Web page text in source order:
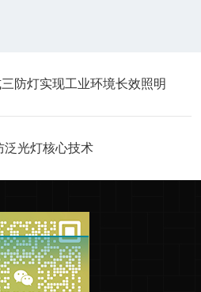
防灯实现工业环境长效照明
泛光灯核心技术